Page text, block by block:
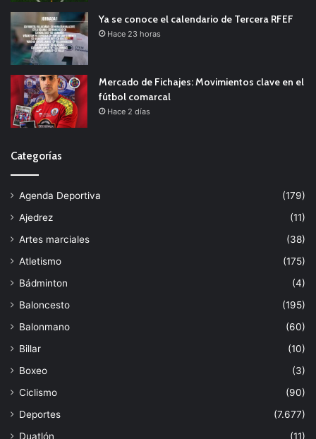
Ya se conoce el calendario de Tercera RFEF
Hace 23 horas
Mercado de Fichajes: Movimientos clave en el
fútbol comarcal
Hace 2 días
Categorías
Agenda Deportiva
(179)
Ajedrez
(11)
Artes marciales
(38)
Atletismo
(175)
Bádminton
(4)
Baloncesto
(195)
Balonmano
(60)
Billar
(10)
Boxeo
(3)
Ciclismo
(90)
Deportes
(7.677)
Duatlón
(11)